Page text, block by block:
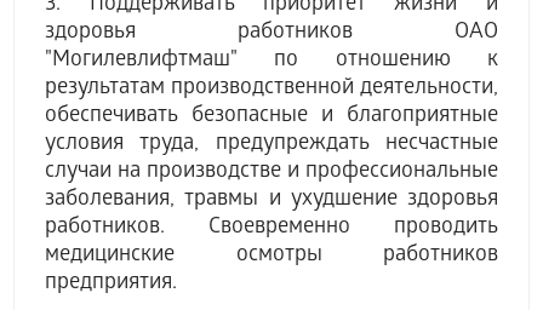
3. Поддерживать приоритет жизни и
здоровья работников ОАО
"Могилевлифтмаш" по отношению к
результатам производственной деятельности,
обеспечивать безопасные и благоприятные
условия труда, предупреждать несчастные
случаи на производстве и профессиональные
заболевания, травмы и ухудшение здоровья
работников. Своевременно проводить
медицинские осмотры работников
предприятия.